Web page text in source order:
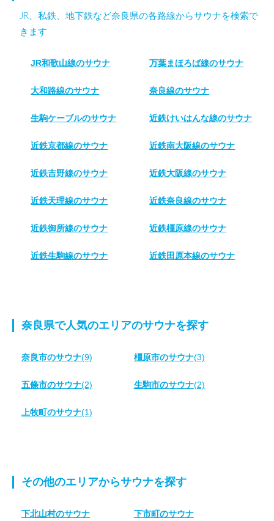
JR、私鉄、地下鉄など奈良県の各路線からサウナを検索で
きます
JR和歌山線のサウナ 万葉まほろば線のサウナ
大和路線のサウナ 奈良線のサウナ
生駒ケーブルのサウナ 近鉄けいはんな線のサウナ
近鉄京都線のサウナ 近鉄南大阪線のサウナ
近鉄吉野線のサウナ 近鉄大阪線のサウナ
近鉄天理線のサウナ 近鉄奈良線のサウナ
近鉄御所線のサウナ 近鉄橿原線のサウナ
近鉄生駒線のサウナ 近鉄田原本線のサウナ
奈良県で人気のエリアのサウナを探す
奈良市のサウナ(9) 橿原市のサウナ(3)
五條市のサウナ(2) 生駒市のサウナ(2)
上牧町のサウナ(1)
その他のエリアからサウナを探す
下北山村のサウナ 下市町のサウナ